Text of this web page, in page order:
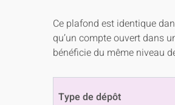
Ce plafond est identique
qu’un compte ouvert dans
bénéficie du même niveau
Type de dépôt